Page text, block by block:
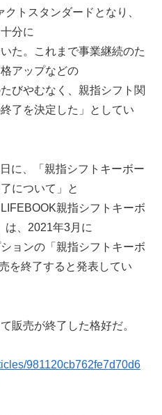
トスタンダードとなり、
分に
た。これまで事業継続のた
アップなどの
びやむなく、親指シフト関
了を決定した」としてい
に、「親指シフトキーボー
について」と
親指シフトキーボ
は、2021年3月に
ョンの「親指シフトキーボ
を終了すると発表してい
販売が終了した格好だ。
981120cb762fe7d70d6